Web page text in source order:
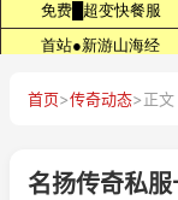
首页>传奇动态>正文
名扬传奇私